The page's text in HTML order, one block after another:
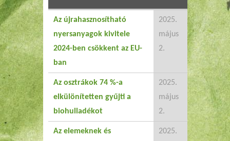
Az újrahasznosítható
nyersanyagok kivitele
2024-ben csökkent az EU-
ban
2025.
május
2.
Az osztrákok 74 %-a
elkülönítetten gyűjti a
biohulladékot
2025.
május
2.
Az elemeknek és
2025.